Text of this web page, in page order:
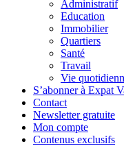
Administratif
Education
Immobilier
Quartiers
Santé
Travail
Vie
S’abonner à Expat
Contact
Newsletter gratuite
Mon compte
Contenus exclusifs